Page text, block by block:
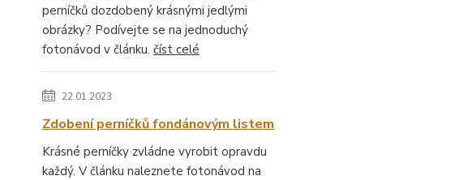
perníčků dozdobený krásnými jedlými
obrázky? Podívejte se na jednoduchý
fotonávod v článku. číst celé
22.01.2023
Zdobení perníčků fondánovým listem
Krásné perníčky zvládne vyrobit opravdu
každý. V článku naleznete fotonávod na